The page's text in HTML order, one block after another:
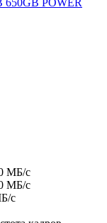
МБ/с
МБ/с
с